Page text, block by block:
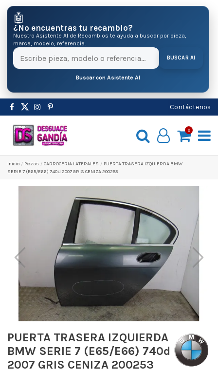
🤖
¿No encuentras tu recambio?
Nuestro Asistente AI de Recambios te ayuda a buscar por pieza,
marca, modelo, referencia.
BUSCAR AI
Buscar con Asistente AI
Contáctenos
0
Inicio Pіezas CARROCERIA LATERALES
PUERTA TRASERA IZQUIERDA BMW
SERIE 7 (E65/E66) 740d 2007 GRIS CENIZA 200253
PUERTA TRASERA IZQUIERDA
BMW SERIE 7 (E65/E66) 740d
2007 GRIS CENIZA 200253